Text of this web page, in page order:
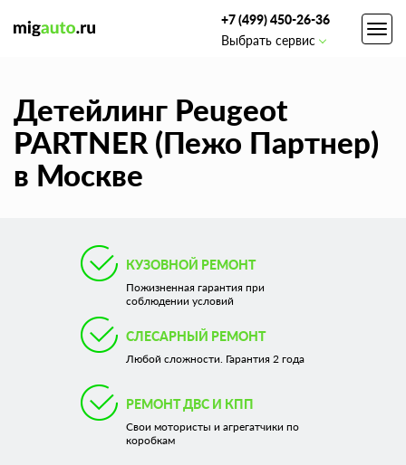
+7 (499) 450-26-36
Выбрать сервис
Детейлинг Peugeot
PARTNER (Пежо Партнер)
в Москве
КУЗОВНОЙ РЕМОНТ
Пожизненная гарантия при
соблюдении условий
СЛЕСАРНЫЙ РЕМОНТ
Любой сложности. Гарантия 2 года
РЕМОНТ ДВС И КПП
Свои мотористы и агрегатчики по
коробкам